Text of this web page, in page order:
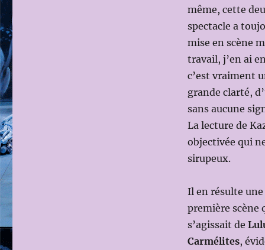
même, cette
spectacle a
mise en scène
travail, j’en ai
c’est vraiment
grande clarté,
sans aucune
La lecture de
objectivée qui
sirupeux.
Il en résulte
première scène
s’agissait de
Carmélites,